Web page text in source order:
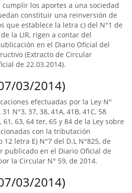
los aportes a una sociedad
constituir una reinversión de
que establece la letra c) del N°1 de
la LIR, rigen a contar del
en el Diario Oficial del
(Extracto de Circular
de 22.03.2014).
03/2014)
efectuadas por la Ley N°
N°3, 37, 38, 41A, 41B, 41C, 58
61, 63, 64 ter, 65 y 84 de la Ley sobre
con la tributación
letra E) N°7 del D.L N°825, de
publicado en el Diario Oficial de
la Circular N° 59, de 2014.
03/2014)